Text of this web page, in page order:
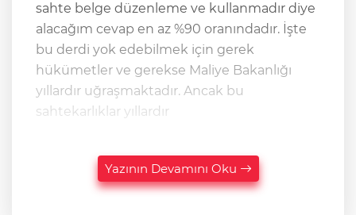
sahte belge düzenleme ve kullanmadır diye
alacağım cevap en az %90 oranındadır. İşte
bu derdi yok edebilmek için gerek
hükümetler ve gerekse Maliye Bakanlığı
yıllardır uğraşmaktadır. Ancak bu
sahtekarlıklar yıllardır
Yazının Devamını Oku